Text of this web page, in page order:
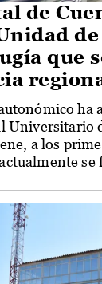
de
de
que
ha
Universitario
a los
se